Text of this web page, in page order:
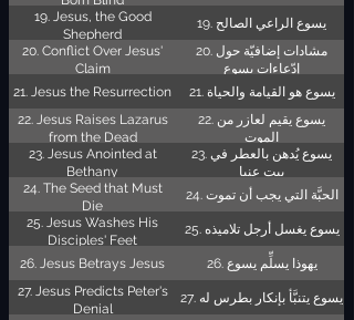
19. Jesus, the Good
Shepherd
19. يسوع الراعي الصالح
20. Conflict Over Jesus'
Claim
20. مشادات إضافيّة حول
إدّعاءات يسوع
21. Jesus the Resurrection
21. يسوع هو القيامة والحياة
22. Jesus Raises Lazarus
from the Dead
22. يسوع يقيم لعازر من
الموت
23. Jesus Anointed at
Bethany
23. يسوع يُدهن بالعطر في
بيت عنيا
24. The Seed that Must
Die
24. الحبَّة التي يجب أن تموت
25. Jesus Washes His
Disciples' Feet
25. يسوع يغسل أرجل تلاميذه
26. Jesus Betrays Jesus
26. يهوذا يسلِّم يسوع
27. Jesus Predicts Peter's
Denial
27. يسوع يتنبَّأ بإنكار بطرس له